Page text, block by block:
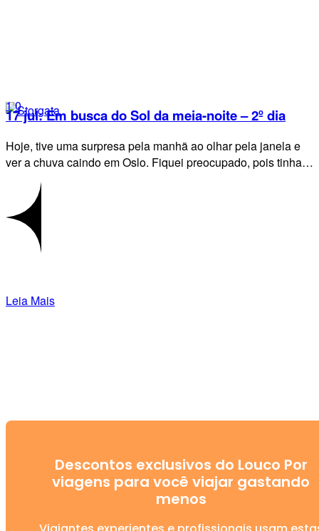
10
17 jul:Em busca do Sol da meia-noite – 2º dia
Hoje, tive uma surpresa pela manhã ao olhar pela janela e
ver a chuva caindo em Oslo. Fiquei preocupado, pois tinha…
Leia Mais
Descontos exclusivos do Louco Por
viagens para você viajar gastando
menos